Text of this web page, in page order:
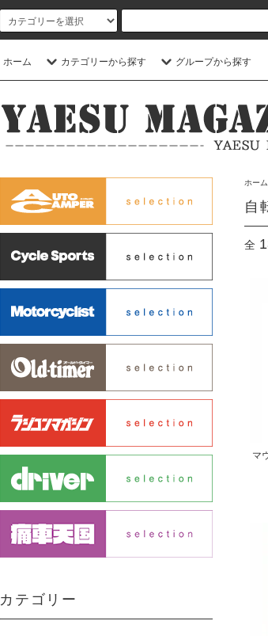
ホーム カテゴリーから探す グループから探す
ホーム
自
全
マ
カテゴリー